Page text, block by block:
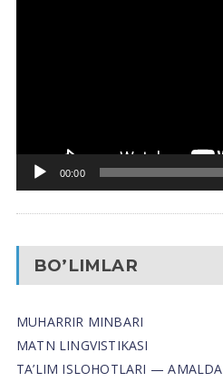
00:00
BO’LIMLAR
MUHARRIR MINBARI
MATN LINGVISTIKASI
TA’LIM ISLOHOTLARI — AMALDA